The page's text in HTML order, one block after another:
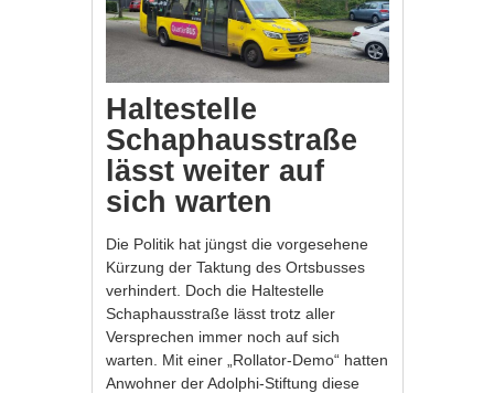
Haltestelle
Schaphausstraße
lässt weiter auf
sich warten
Die Politik hat jüngst die vorgesehene
Kürzung der Taktung des Ortsbusses
verhindert. Doch die Haltestelle
Schaphausstraße lässt trotz aller
Versprechen immer noch auf sich
warten. Mit einer „Rollator-Demo“ hatten
Anwohner der Adolphi-Stiftung diese